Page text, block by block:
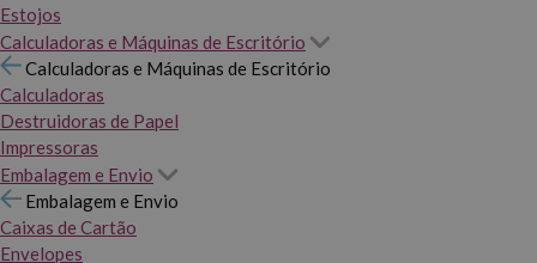
Estojos
Calculadoras e Máquinas de Escritório
Calculadoras e Máquinas de Escritório
Calculadoras
Destruidoras de Papel
Impressoras
Embalagem e Envio
Embalagem e Envio
Caixas de Cartão
Envelopes